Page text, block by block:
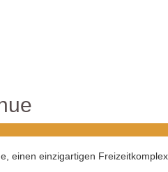
einen einzigartigen Freizeitkomplex